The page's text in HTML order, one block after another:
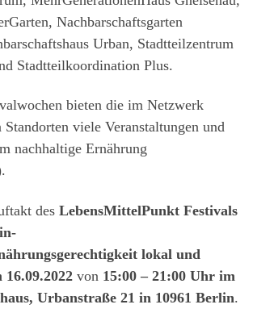
Nachbarschaftsgarten
Urban, Stadtteilzentrum
Stadtteilkoordination Plus.
bieten die im Netzwerk
viele Veranstaltungen und
nachhaltige Ernährung
des LebensMittelPunkt Festivals
lokal und
von 15:00 – 21:00 Uhr im
Urbanstraße 21 in 10961 Berlin.